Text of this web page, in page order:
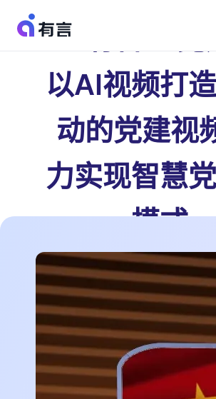
以AI视频打
动的党建视
力实现智慧
模式